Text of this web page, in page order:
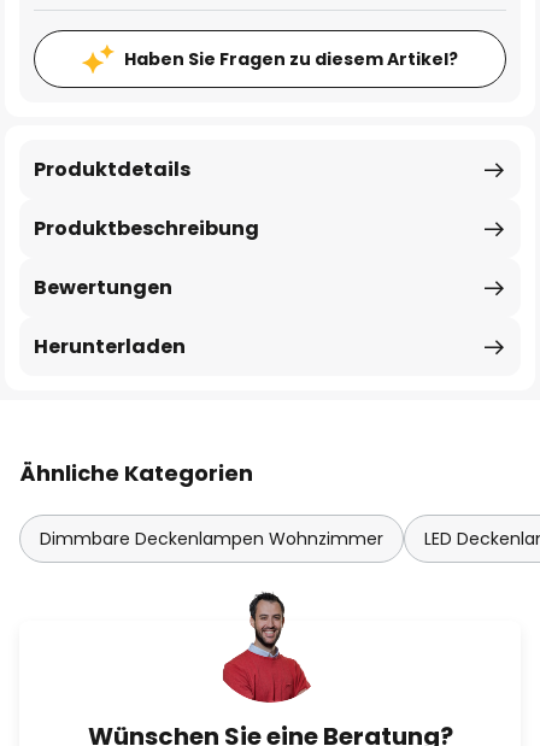
Haben Sie Fragen zu diesem Artikel?
Produktbeschreibung
Produktdetails
Bewertungen
Herunterladen
Ähnliche Kategorien
Dimmbare Deckenlampen Wohnzimmer LED
Wünschen Sie eine Beratung?